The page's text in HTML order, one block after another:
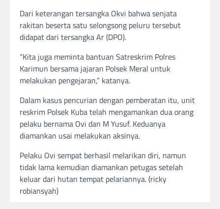
Dari keterangan tersangka Okvi bahwa senjata
rakitan beserta satu selongsong peluru tersebut
didapat dari tersangka Ar (DPO).
“Kita juga meminta bantuan Satreskrim Polres
Karimun bersama jajaran Polsek Meral untuk
melakukan pengejaran,” katanya.
Dalam kasus pencurian dengan pemberatan itu, unit
reskrim Polsek Kuba telah mengamankan dua orang
pelaku bernama Ovi dan M Yusuf. Keduanya
diamankan usai melakukan aksinya.
Pelaku Ovi sempat berhasil melarikan diri, namun
tidak lama kemudian diamankan petugas setelah
keluar dari hutan tempat pelariannya. (ricky
robiansyah)